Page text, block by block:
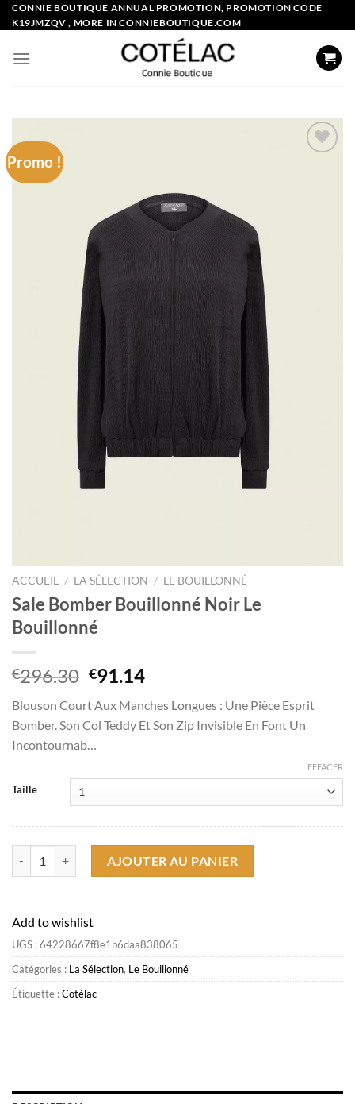
Skip
to
CONNIE BOUTIQUE ANNUAL PROMOTION, PROMOTION CODE
K19JMZQV , MORE IN CONNIEBOUTIQUE.COM
Promo !
ACCUEIL / LA SÉLECTION / LE BOUILLONNÉ
Sale Bomber Bouillonné Noir Le
Bouillonné
€296.30 Le
initial
était :
€296.30.
€91.14Le
actuel
est :
Blouson Court Aux Manches Longues : Une Pièce Esprit
Bomber. Son Col Teddy Et Son Zip Invisible En Font Un
Incontournab…
Taille
EFFACER
AJOUTER AU PANIER
Add to wishlist
UGS :64228667f8e1b6daa838065
Catégories : La Sélection, Le Bouillonné
Étiquette :Cotélac